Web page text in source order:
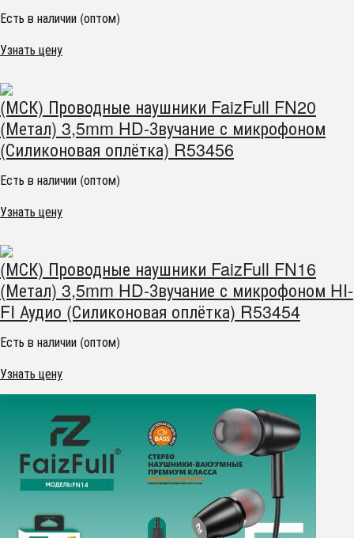
Есть в наличии (оптом)
Узнать цену
(МСК) Проводные наушники FaizFull FN20
(Метал) 3,5mm HD-Звучание с микрофоном
(Силиконовая оплётка) R53456
Есть в наличии (оптом)
Узнать цену
(МСК) Проводные наушники FaizFull FN16
(Метал) 3,5mm HD-Звучание с микрофоном HI-
FI Аудио (Силиконовая оплётка) R53454
Есть в наличии (оптом)
Узнать цену